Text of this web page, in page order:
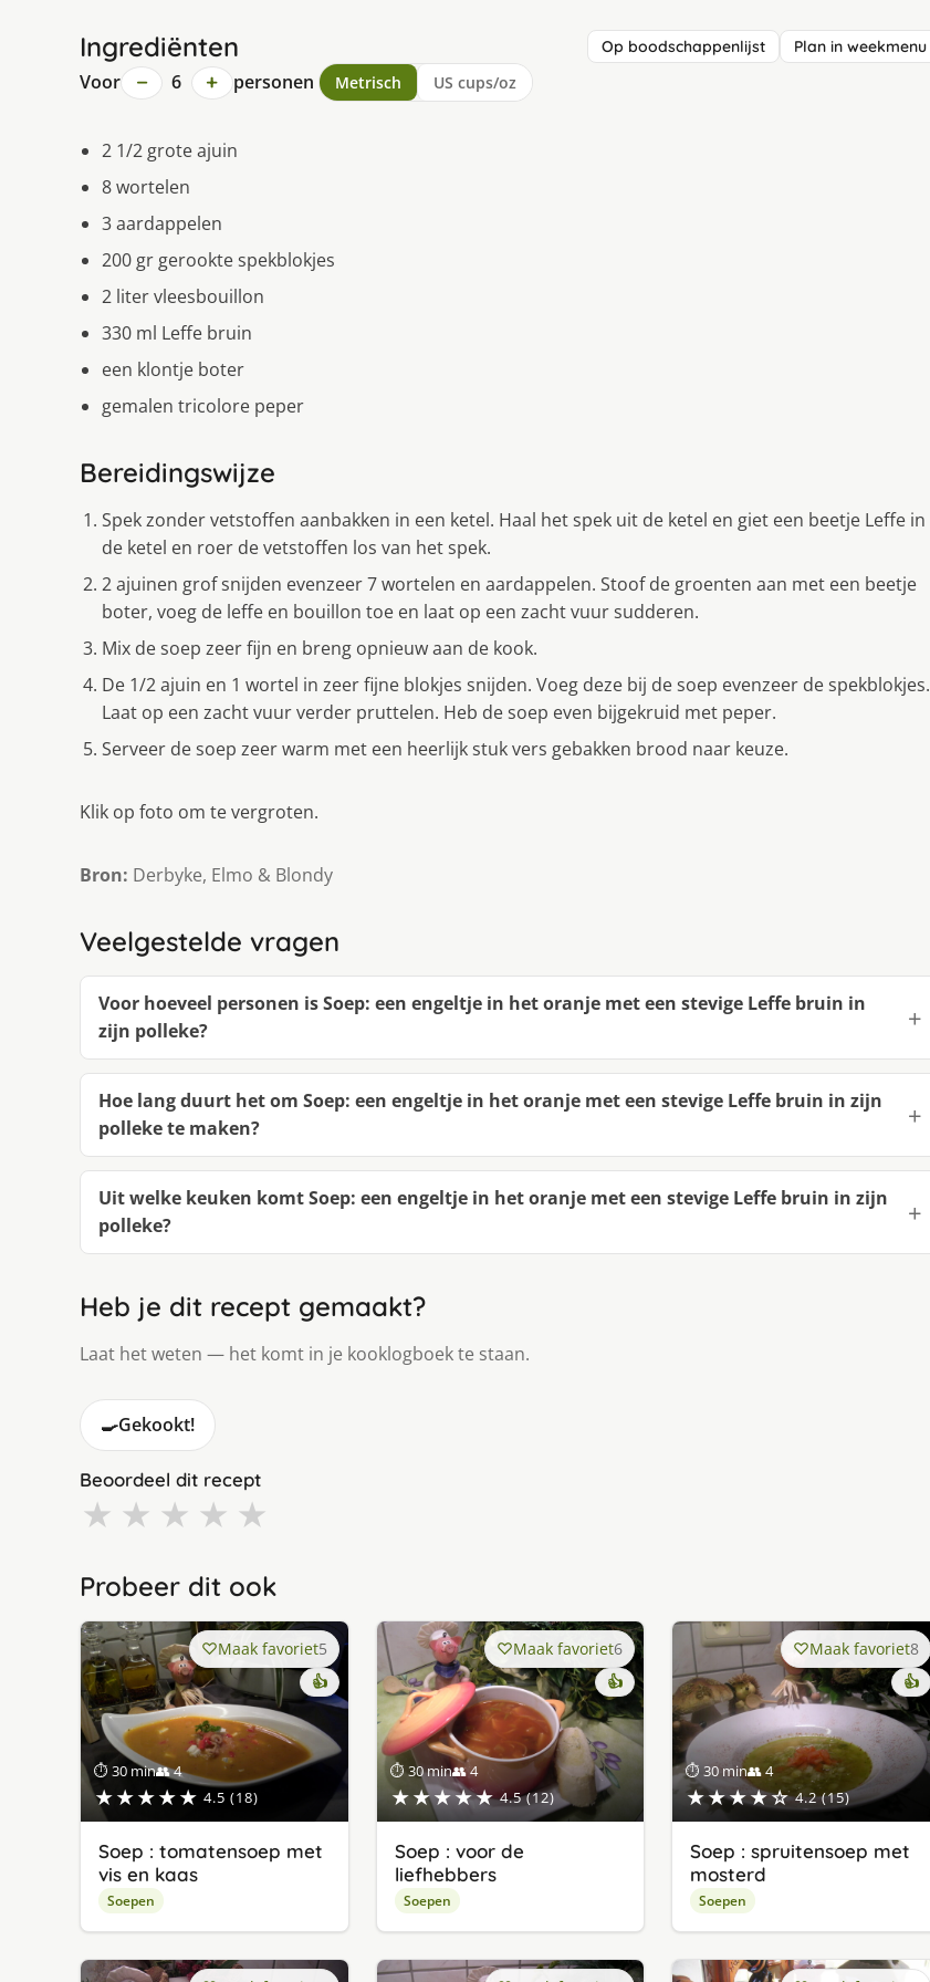
Ingrediënten Op boodschappenlijst Plan in weekmenu
Voor − 6 + personen Metrisch US cups/oz
2 1/2 grote ajuin
8 wortelen
3 aardappelen
200 gr gerookte spekblokjes
2 liter vleesbouillon
330 ml Leffe bruin
een klontje boter
gemalen tricolore peper
Bereidingswijze
Spek zonder vetstoffen aanbakken in een ketel. Haal het spek uit de ketel en giet een beetje Leffe in
de ketel en roer de vetstoffen los van het spek.
2 ajuinen grof snijden evenzeer 7 wortelen en aardappelen. Stoof de groenten aan met een beetje
boter, voeg de leffe en bouillon toe en laat op een zacht vuur sudderen.
Mix de soep zeer fijn en breng opnieuw aan de kook.
De 1/2 ajuin en 1 wortel in zeer fijne blokjes snijden. Voeg deze bij de soep evenzeer de spekblokjes.
Laat op een zacht vuur verder pruttelen. Heb de soep even bijgekruid met peper.
Serveer de soep zeer warm met een heerlijk stuk vers gebakken brood naar keuze.
Klik op foto om te vergroten.
Bron: Derbyke, Elmo & Blondy
Veelgestelde vragen
Voor hoeveel personen is Soep: een engeltje in het oranje met een stevige Leffe bruin in
zijn polleke?
Hoe lang duurt het om Soep: een engeltje in het oranje met een stevige Leffe bruin in zijn
polleke te maken?
Uit welke keuken komt Soep: een engeltje in het oranje met een stevige Leffe bruin in zijn
polleke?
Heb je dit recept gemaakt?
Laat het weten — het komt in je kooklogboek te staan.
🍳Gekookt!
Beoordeel dit recept
★ ★ ★ ★ ★
Probeer dit ook
⏱ 30 min👥 4
★★★★★ 4.5 (18)
Maak favoriet5
👍
Soep : tomatensoep met
vis en kaas
Soepen
⏱ 30 min👥 4
★★★★★ 4.5 (12)
Maak favoriet6
👍
Soep : voor de
liefhebbers
Soepen
⏱ 30 min👥 4
★★★★☆ 4.2 (15)
Maak favoriet8
👍
Soep : spruitensoep met
mosterd
Soepen